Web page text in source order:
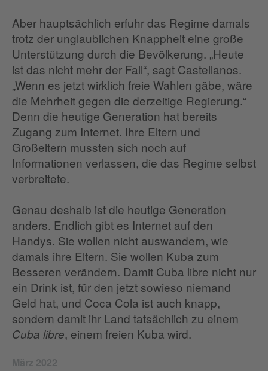
Aber hauptsächlich erfuhr das Regime damals
trotz der unglaublichen Knappheit eine große
Unterstützung durch die Bevölkerung. „Heute
ist das nicht mehr der Fall“, sagt Castellanos.
„Wenn es jetzt wirklich freie Wahlen gäbe, wäre
die Mehrheit gegen die derzeitige Regierung.“
Denn die heutige Generation hat bereits
Zugang zum Internet. Ihre Eltern und
Großeltern mussten sich noch auf
Informationen verlassen, die das Regime selbst
verbreitete.
Genau deshalb ist die heutige Generation
anders. Endlich gibt es Internet auf den
Handys. Sie wollen nicht auswandern, wie
damals ihre Eltern. Sie wollen Kuba zum
Besseren verändern. Damit Cuba libre nicht nur
ein Drink ist, für den jetzt sowieso niemand
Geld hat, und Coca Cola ist auch knapp,
sondern damit ihr Land tatsächlich zu einem
Cuba libre, einem freien Kuba wird.
März 2022